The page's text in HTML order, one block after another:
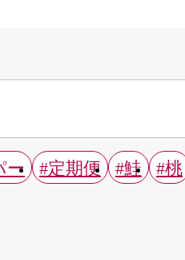
ー #定期便 #鮭
#桃